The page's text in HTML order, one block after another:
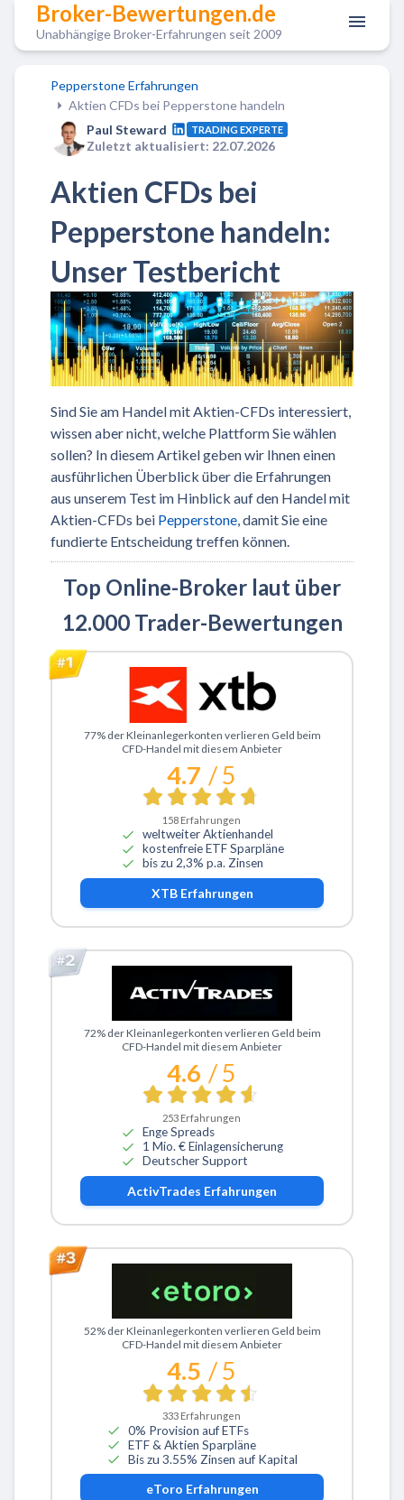
Broker-Bewertungen.de
Unabhängige Broker-Erfahrungen seit 2009
Pepperstone Erfahrungen
Aktien CFDs bei Pepperstone handeln
Paul Steward
TRADING EXPERTE
Zuletzt aktualisiert: 22.07.2026
Aktien CFDs bei
Pepperstone handeln:
Unser Testbericht
Sind Sie am Handel mit Aktien-CFDs interessiert,
wissen aber nicht, welche Plattform Sie wählen
sollen? In diesem Artikel geben wir Ihnen einen
ausführlichen Überblick über die Erfahrungen
aus unserem Test im Hinblick auf den Handel mit
Aktien-CFDs bei Pepperstone, damit Sie eine
fundierte Entscheidung treffen können.
Top Online-Broker laut über
12.000 Trader-Bewertungen
Zu XTB
77% der Kleinanlegerkonten verlieren Geld beim
CFD-Handel mit diesem Anbieter
4.7 / 5
158 Erfahrungen
weltweiter Aktienhandel
kostenfreie ETF Sparpläne
bis zu 2,3% p.a. Zinsen
XTBErfahrungen
Zu ActivTrades
72% der Kleinanlegerkonten verlieren Geld beim
CFD-Handel mit diesem Anbieter
4.6 / 5
253 Erfahrungen
Enge Spreads
1 Mio. € Einlagensicherung
Deutscher Support
ActivTrades Erfahrungen
Zu eToro
52% der Kleinanlegerkonten verlieren Geld beim
CFD-Handel mit diesem Anbieter
4.5 / 5
333 Erfahrungen
0% Provision auf ETFs
ETF & Aktien Sparpläne
Bis zu 3.55% Zinsen auf Kapital
eToro Erfahrungen